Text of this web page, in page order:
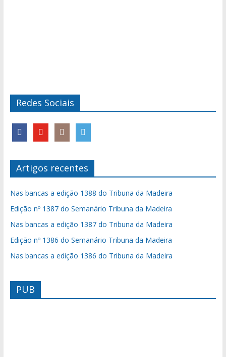
Redes Sociais
Artigos recentes
Nas bancas a edição 1388 do Tribuna da Madeira
Edição nº 1387 do Semanário Tribuna da Madeira
Nas bancas a edição 1387 do Tribuna da Madeira
Edição nº 1386 do Semanário Tribuna da Madeira
Nas bancas a edição 1386 do Tribuna da Madeira
PUB